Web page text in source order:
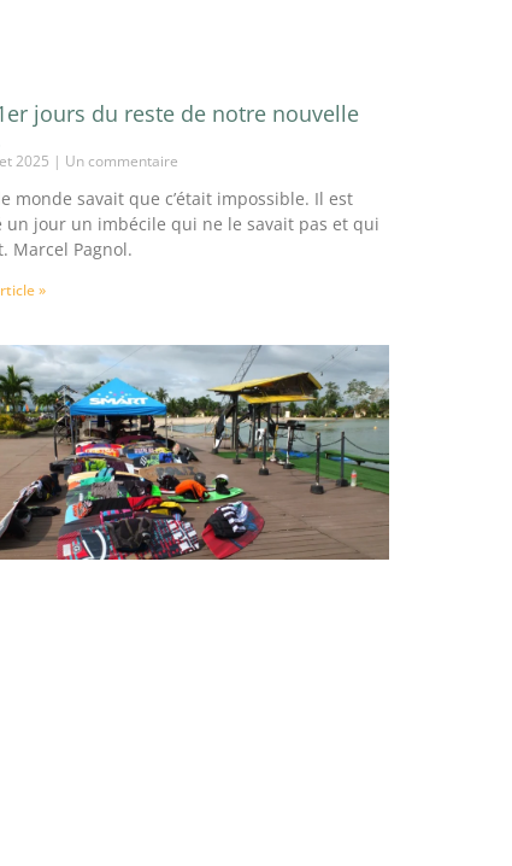
jours du reste de notre nouvelle
2025 Un commentaire
monde savait que c’était impossible. Il est
un jour un imbécile qui ne le savait pas et qui
Marcel Pagnol.
»